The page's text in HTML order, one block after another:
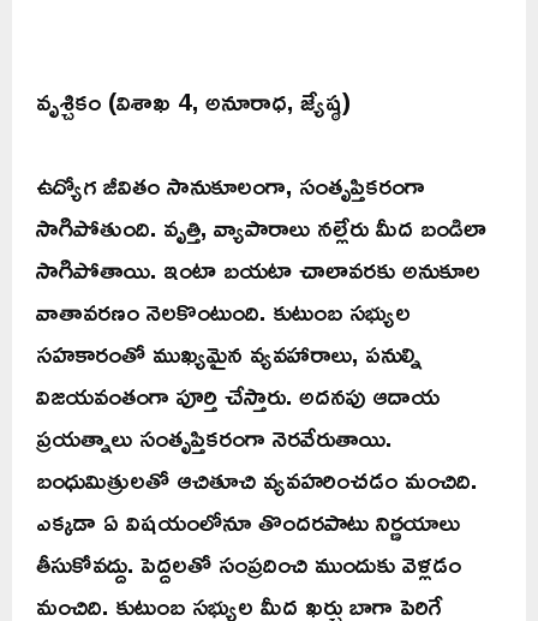
వృశ్చికం (విశాఖ 4, అనూరాధ, జ్యేష్ఠ)
ఉద్యోగ జీవితం సానుకూలంగా, సంతృప్తికరంగా
సాగిపోతుంది. వృత్తి, వ్యాపారాలు నల్లేరు మీద బండిలా
సాగిపోతాయి. ఇంటా బయటా చాలావరకు అనుకూల
వాతావరణం నెలకొంటుంది. కుటుంబ సభ్యుల
సహకారంతో ముఖ్యమైన వ్యవహారాలు, పనుల్ని
విజయవంతంగా పూర్తి చేస్తారు. అదనపు ఆదాయ
ప్రయత్నాలు సంతృప్తికరంగా నెరవేరుతాయి.
బంధుమిత్రులతో ఆచితూచి వ్యవహరించడం మంచిది.
ఎక్కడా ఏ విషయంలోనూ తొందరపాటు నిర్ణయాలు
తీసుకోవద్దు. పెద్దలతో సంప్రదించి ముందుకు వెళ్లడం
మంచిది. కుటుంబ సభ్యుల మీద ఖర్చు బాగా పెరిగే